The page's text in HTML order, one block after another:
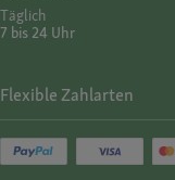
Täglich
7 bis 24 Uhr
Flexible Zahlarten